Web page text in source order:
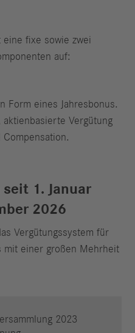
eine fixe sowie zwei
auf:
Form eines Jahresbonus.
aktienbasierte Vergütung
1. Januar
2026
Vergütungssystem für
mit einer großen Mehrheit
2023